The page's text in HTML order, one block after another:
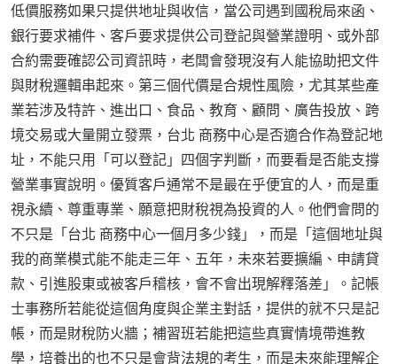
低價服務如果只提供地址與收信，當公司遇到國稅局來函、
銀行要求補件、客戶要求提供公司登記與營業證明、或外部
合約需要確認公司資訊時，老闆會發現沒有人能協助把文件
與財稅邏輯串起來。第三個代價是合規性風險，尤其某些產
業若涉及特許、進出口、食品、教育、顧問、廣告投放、跨
境交易或大量開立發票，台北 商務中心是否適合作為登記地
址，不能只用「可以登記」四個字判斷，而要看是否能支撐
營業事實說明。優質客戶通常不是最在乎便宜的人，而是重
視永續、尊重專業、願意把財稅視為投資的人。他們會問的
不只是「台北 商務中心一個月多少錢」，而是「這個地址與
我的商業模式能不能走三年、五年，未來若要擴編、申請貸
款、引進股東或被客戶稽核，會不會出現解釋落差」。記帳
士事務所若能從這個角度與企業主對話，提供的就不只是記
帳，而是財稅防火牆；補習班若能把這些真實情境帶進教
學，培養出的也不只是會背法規的考生，而是未來能理解企